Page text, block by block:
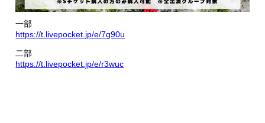
一部
https://t.livepocket.jp/e/7g90u
二部
https://t.livepocket.jp/e/r3wuc